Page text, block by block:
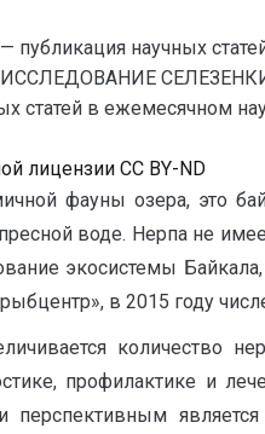
публикация научных
ИССЛЕДОВАНИЕ
статей в ежемесячном
лицензии CC BY-ND
фауны озера, это
воде. Нерпа не
экосистемы
в 2015 году
количество
профилактике и
перспективным